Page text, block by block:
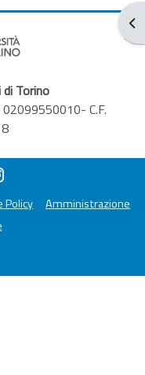
Torino
C.F.
Policy
Amministrazione